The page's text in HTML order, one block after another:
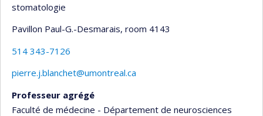
stomatologie
Pavillon Paul-G.-Desmarais, room 4143
514 343-7126
pierre.j.blanchet@umontreal.ca
Professeur agrégé
Faculté de médecine - Département de neurosciences